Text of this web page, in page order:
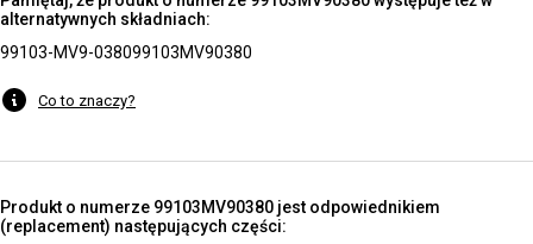
alternatywnych składniach:
99103-MV9-038099103MV90380
Co to znaczy?
Produkt o numerze 99103MV90380 jest odpowiednikiem
(replacement) następujących części: